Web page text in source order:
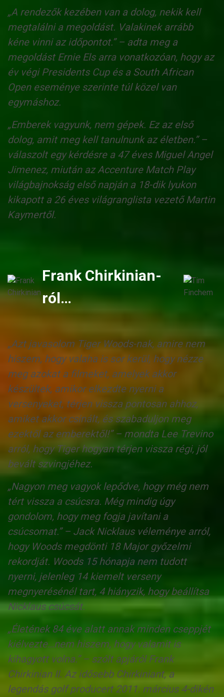
„A rendezők kezében van a dolog, nekik kell
megtalálni a megoldást. Valakinek arrább
kéne vinni az időpontot.” – adta meg a
megoldást Ernie Els arra vonatkozóan, hogy az
év végi Presidents Cup és a South African
Open eseménye szerinte túl közel van
egymáshoz.
„Emberek vagyunk, nem gépek. Ez az első
dolog, amit meg kell tanulnunk az életben.” –
válaszolt egy kérdésre a 47 éves Miguel Angel
Jimenez, miután az Accenture Match Play
világbajnokság első napján a 18-dik lyukon
kikapott a 26 éves világranglista vezető Martin
Kaymertől.
Frank Chirkinian-
ról…
„Azt javasolom Tiger Woods-nak, amire nem
hiszem, hogy valaha is sor kerül, hogy nézze
meg azokat a filmeket, amelyek akkor
készültek, amikor elkezdte nyerni a
versenyeket, térjen vissza pontosan ahhoz,
amiket akkor csinált, és szabaduljon meg
ezektől az emberektől!” – mondta Lee Trevino
arról, hogy Tiger hogyan térjen vissza régi, jól
bevált szvingjéhez.
„Nagyon meg vagyok lepődve, hogy még nem
tért vissza a csúcsra. Még mindig úgy
gondolom, hogy meg fogja javítani a
csúcsomat.” – Jack Nicklaus véleménye arról,
hogy Woods megdönti 18 Major győzelmi
rekordját. Woods 15 hónapja nem tudott
nyerni, jelenleg 14 kiemelt verseny
megnyerésénél tart, 4 hiányzik, hogy beállítsa
Nicklaus csúcsát.
„Életének 84 éve alatt annak minden cseppjét
kiélvezte…nem hiszem, hogy valamit is
kihagyott volna.” – szólt apjáról Frank
Chirkinian II. Az idősebb Chirkiniant, a
legendás golf producert 2011. március 4-dikén